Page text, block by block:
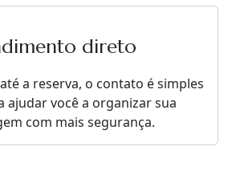
direto
a reserva, o contato é simples
ajudar você a organizar sua
com mais segurança.